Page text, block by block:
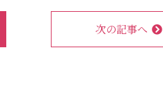
次の記事へ